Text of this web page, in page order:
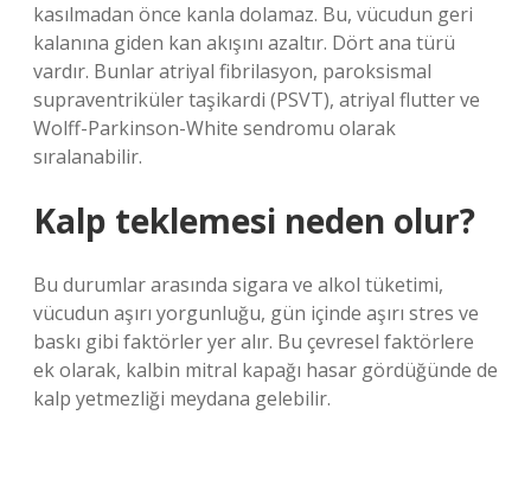
kasılmadan önce kanla dolamaz. Bu, vücudun geri
kalanına giden kan akışını azaltır. Dört ana türü
vardır. Bunlar atriyal fibrilasyon, paroksismal
supraventriküler taşikardi (PSVT), atriyal flutter ve
Wolff-Parkinson-White sendromu olarak
sıralanabilir.
Kalp teklemesi neden olur?
Bu durumlar arasında sigara ve alkol tüketimi,
vücudun aşırı yorgunluğu, gün içinde aşırı stres ve
baskı gibi faktörler yer alır. Bu çevresel faktörlere
ek olarak, kalbin mitral kapağı hasar gördüğünde de
kalp yetmezliği meydana gelebilir.